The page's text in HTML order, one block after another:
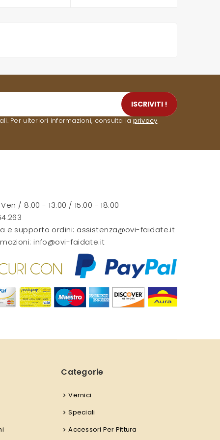
Per ulteriori informazioni, consulta la privacy
ISCRIVITI !
/ 8:00 - 13:00 / 15:00 - 18:00
e supporto ordini: assistenza@ovi-faidate.it
info@ovi-faidate.it
Categorie
Vernici
Speciali
Accessori Per Pittura